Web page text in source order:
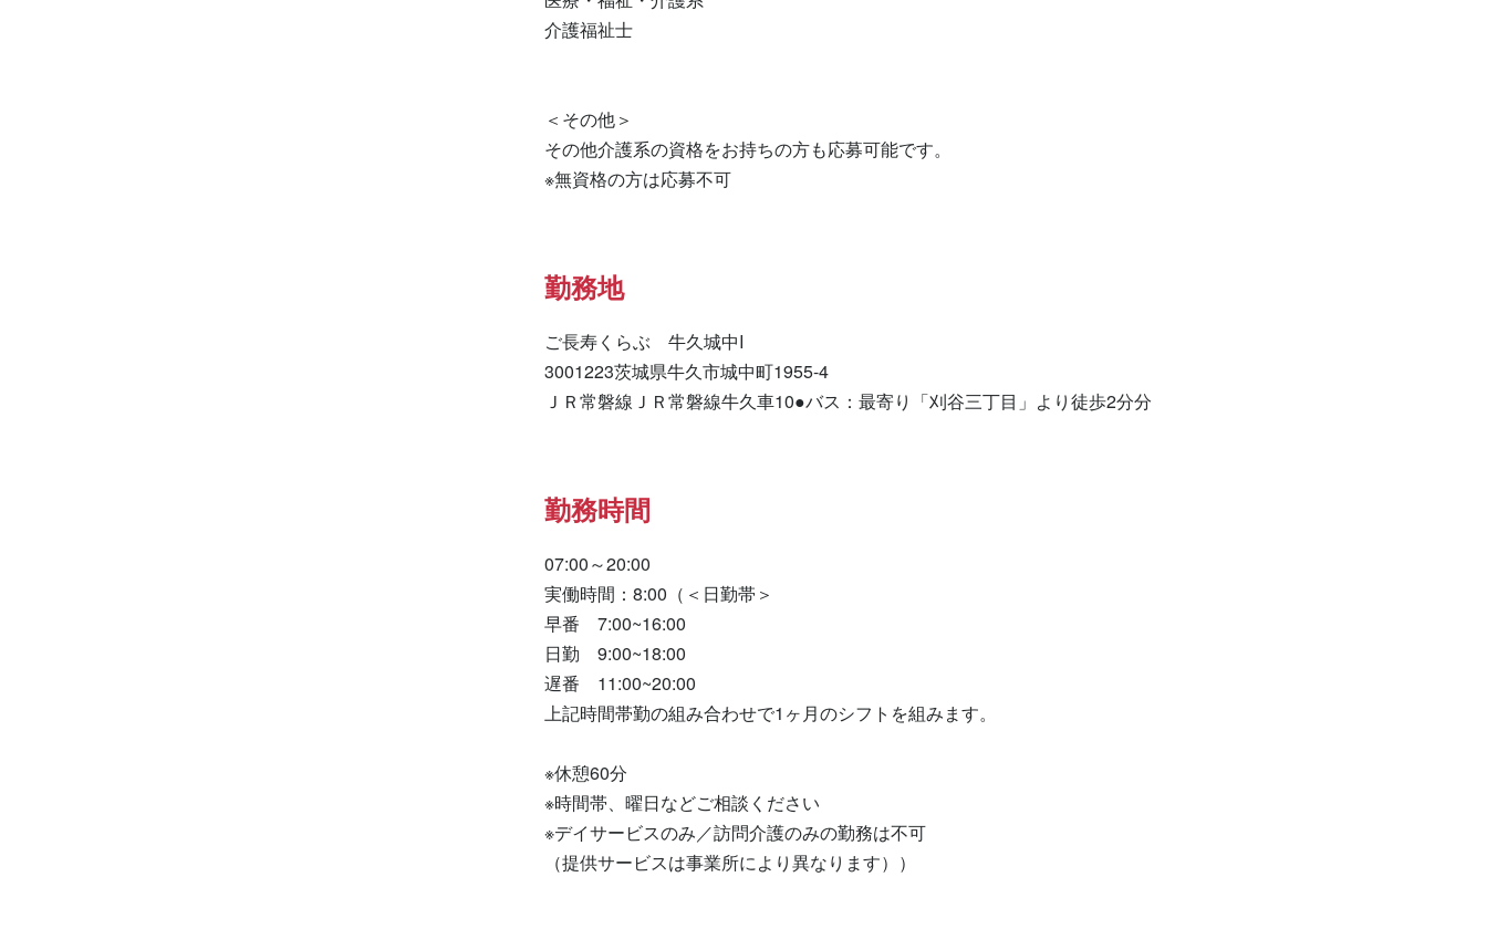
介護福祉士
＜その他＞
その他介護系の資格をお持ちの方も応募可能です。
※無資格の方は応募不可
勤務地
ご長寿くらぶ　牛久城中I
3001223茨城県牛久市城中町1955-4
ＪＲ常磐線ＪＲ常磐線牛久車10●バス：最寄り「刈谷三丁目」より徒歩2分分
勤務時間
07:00～20:00
実働時間：8:00（＜日勤帯＞
早番　7:00~16:00
日勤　9:00~18:00
遅番　11:00~20:00
上記時間帯勤の組み合わせで1ヶ月のシフトを組みます。
※休憩60分
※時間帯、曜日などご相談ください
※デイサービスのみ／訪問介護のみの勤務は不可
（提供サービスは事業所により異なります））